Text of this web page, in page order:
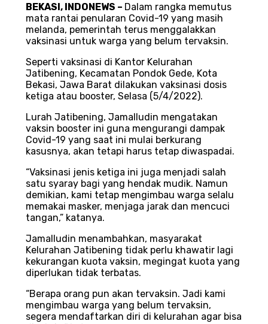
BEKASI, INDONEWS – Dalam rangka memutus
mata rantai penularan Covid-19 yang masih
melanda, pemerintah terus menggalakkan
vaksinasi untuk warga yang belum tervaksin.
Seperti vaksinasi di Kantor Kelurahan
Jatibening, Kecamatan Pondok Gede, Kota
Bekasi, Jawa Barat dilakukan vaksinasi dosis
ketiga atau booster, Selasa (5/4/2022).
Lurah Jatibening, Jamalludin mengatakan
vaksin booster ini guna mengurangi dampak
Covid-19 yang saat ini mulai berkurang
kasusnya, akan tetapi harus tetap diwaspadai.
“Vaksinasi jenis ketiga ini juga menjadi salah
satu syaray bagi yang hendak mudik. Namun
demikian, kami tetap mengimbau warga selalu
memakai masker, menjaga jarak dan mencuci
tangan,” katanya.
Jamalludin menambahkan, masyarakat
Kelurahan Jatibening tidak perlu khawatir lagi
kekurangan kuota vaksin, megingat kuota yang
diperlukan tidak terbatas.
“Berapa orang pun akan tervaksin. Jadi kami
mengimbau warga yang belum tervaksin,
segera mendaftarkan diri di kelurahan agar bisa